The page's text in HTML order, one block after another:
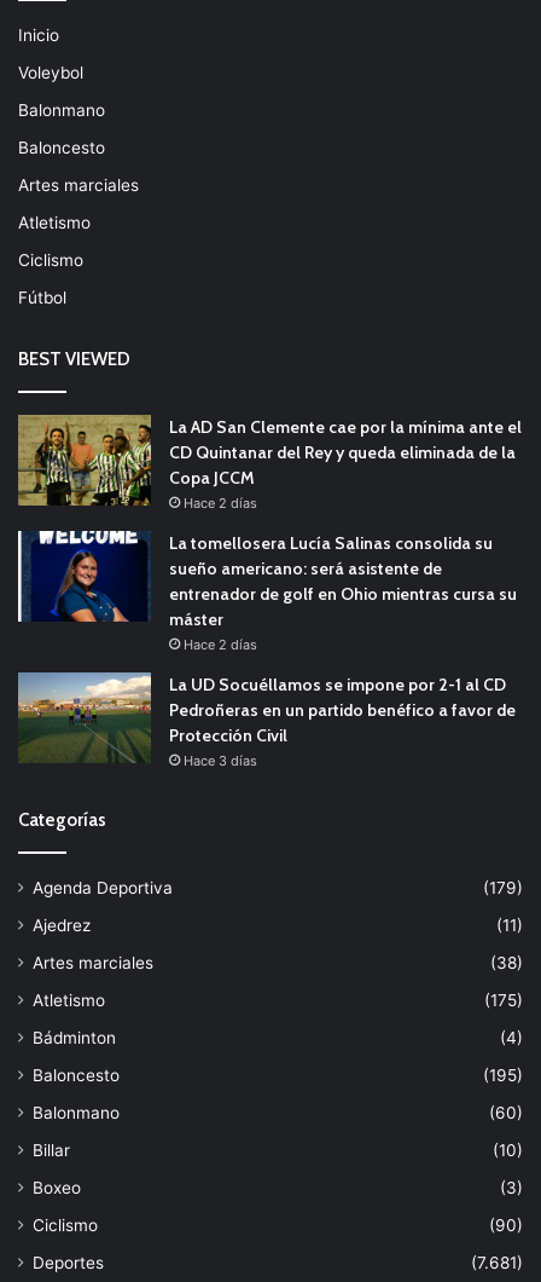
Inicio
Voleybol
Balonmano
Baloncesto
Artes marciales
Atletismo
Ciclismo
Fútbol
BEST VIEWED
La AD San Clemente cae por la mínima ante el
CD Quintanar del Rey y queda eliminada de la
Copa JCCM
Hace 2 días
La tomellosera Lucía Salinas consolida su
sueño americano: será asistente de
entrenador de golf en Ohio mientras cursa su
máster
Hace 2 días
La UD Socuéllamos se impone por 2-1 al CD
Pedroñeras en un partido benéfico a favor de
Protección Civil
Hace 3 días
Categorías
Agenda Deportiva
(179)
Ajedrez
(11)
Artes marciales
(38)
Atletismo
(175)
Bádminton
(4)
Baloncesto
(195)
Balonmano
(60)
Billar
(10)
Boxeo
(3)
Ciclismo
(90)
Deportes
(7.681)